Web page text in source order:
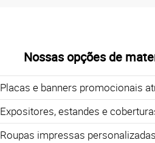
Nossas opções de
Placas e banners promocionais
Expositores, estandes e
Roupas impressas